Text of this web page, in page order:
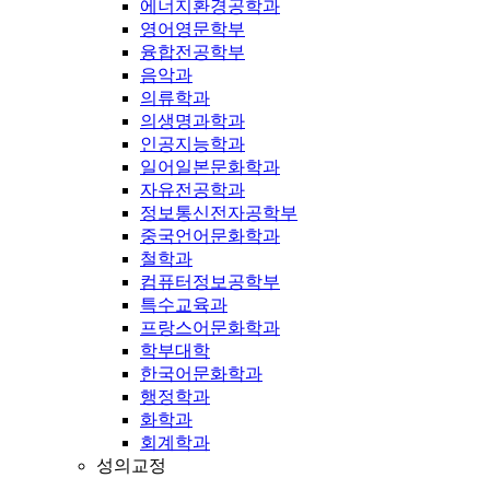
에너지환경공학과
영어영문학부
융합전공학부
음악과
의류학과
의생명과학과
인공지능학과
일어일본문화학과
자유전공학과
정보통신전자공학부
중국언어문화학과
철학과
컴퓨터정보공학부
특수교육과
프랑스어문화학과
학부대학
한국어문화학과
행정학과
화학과
회계학과
성의교정